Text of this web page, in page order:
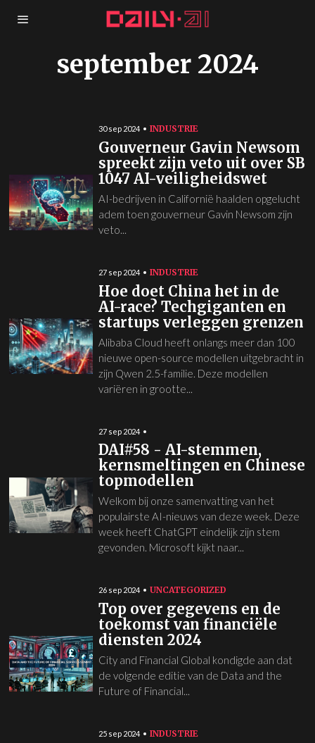
september 2024
30 sep 2024 INDUSTRIE
Gouverneur Gavin Newsom
spreekt zijn veto uit over SB
1047 AI-veiligheidswet
AI-bedrijven in Californië haalden opgelucht
adem toen gouverneur Gavin Newsom zijn
veto...
27 sep 2024 INDUSTRIE
Hoe doet China het in de
AI-race? Techgiganten en
startups verleggen grenzen
Alibaba Cloud heeft onlangs meer dan 100
nieuwe open-source modellen uitgebracht in
zijn Qwen 2.5-familie. Deze modellen
variëren in grootte...
27 sep 2024
DAI#58 - AI-stemmen,
kernsmeltingen en Chinese
topmodellen
Welkom bij onze samenvatting van het
populairste AI-nieuws van deze week. Deze
week heeft ChatGPT eindelijk zijn stem
gevonden. Microsoft kijkt naar...
26 sep 2024 UNCATEGORIZED
Top over gegevens en de
toekomst van financiële
diensten 2024
City and Financial Global kondigde aan dat
de volgende editie van de Data and the
Future of Financial...
25 sep 2024 INDUSTRIE